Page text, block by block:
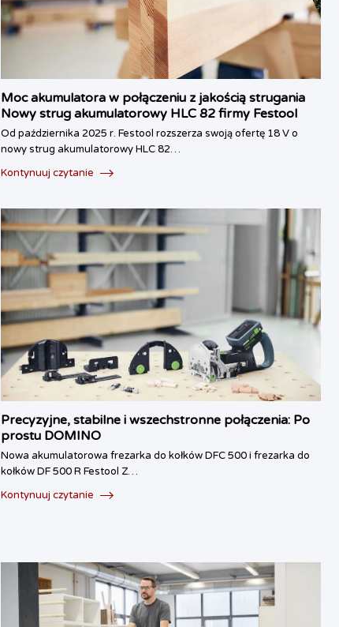
Moc akumulatora w połączeniu z jakością strugania
Nowy strug akumulatorowy HLC 82 firmy Festool
Od października 2025 r. Festool rozszerza swoją ofertę 18 V o
nowy strug akumulatorowy HLC 82…
Kontynuuj czytanie
Precyzyjne, stabilne i wszechstronne połączenia: Po
prostu DOMINO
Nowa akumulatorowa frezarka do kołków DFC 500 i frezarka do
kołków DF 500 R Festool Z…
Kontynuuj czytanie